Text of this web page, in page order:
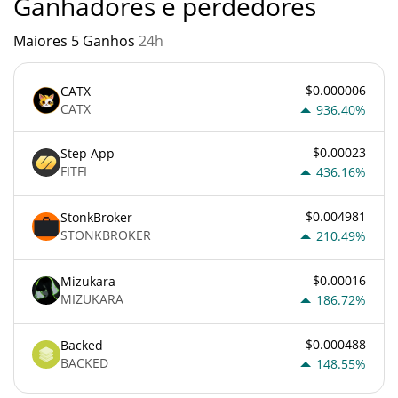
Maiores 5 Ganhos 24h
CATX
CATX
$0.000006
936.40%
Step App
FITFI
$0.00023
436.16%
StonkBroker
STONKBROKER
$0.004981
210.49%
Mizukara
MIZUKARA
$0.00016
186.72%
Backed
BACKED
$0.000488
148.55%